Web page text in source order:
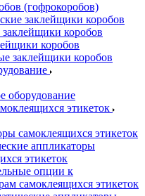
(гофрокоробов)
заклейщики коробов
коробов
коробов
заклейщики коробов
оборудование
этикеток
самоклеящихся этикеток
аппликаторы
этикеток
опции к
самоклеящихся этикеток